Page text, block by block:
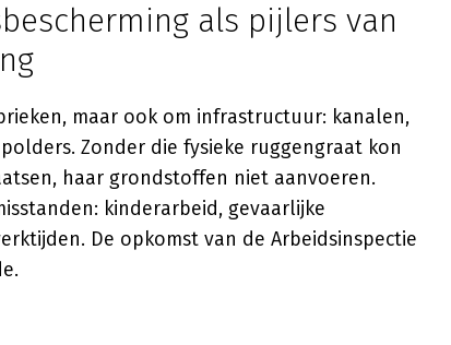
als pijlers van
maar ook om infrastructuur: kanalen,
Zonder die fysieke ruggengraat kon
haar grondstoffen niet aanvoeren.
kinderarbeid, gevaarlijke
De opkomst van de Arbeidsinspectie